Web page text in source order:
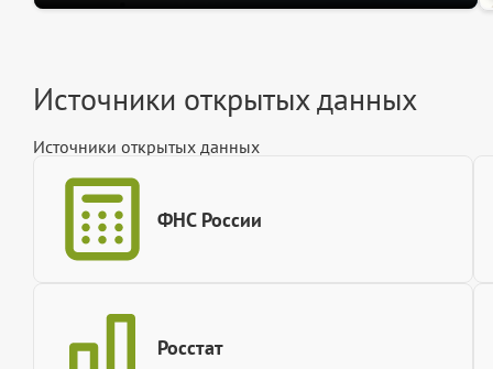
Источники открытых данных
Источники открытых данных
ФНС России
Росстат